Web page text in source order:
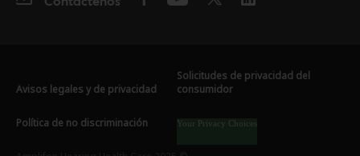
Avisos legales y de privacidad
Solicitudes de privacidad del
consumidor
Política de no discriminación Your Privacy Choices